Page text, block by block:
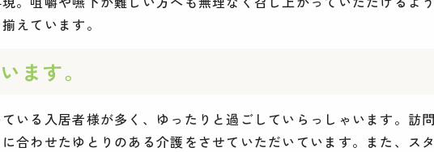
えています。
ます。
いる入居者様が多く、ゆったりと過ごしていらっしゃいます。訪
合わせたゆとりのある介護をさせていただいています。また、ス